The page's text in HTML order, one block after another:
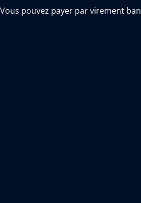
Vous pouvez payer par virement